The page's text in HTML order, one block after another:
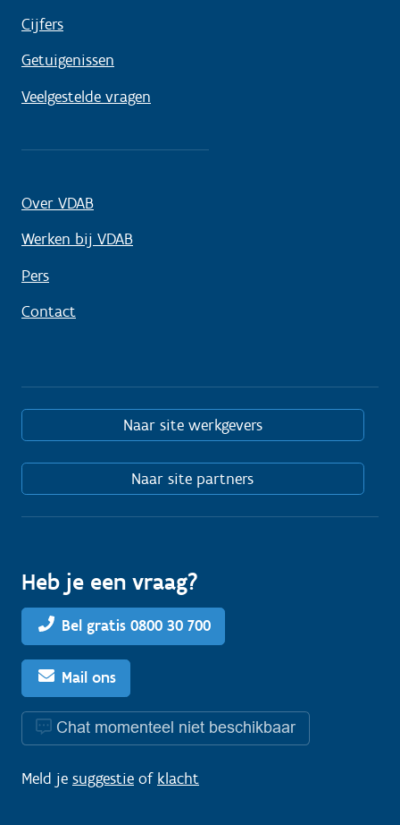
Cijfers
Getuigenissen
Veelgestelde vragen
Over VDAB
Werken bij VDAB
Pers
Contact
Naar site werkgevers
Naar site partners
Heb je een vraag?
Bel gratis 0800 30 700
Mail ons
Chat momenteel niet beschikbaar
Meld je suggestie of klacht